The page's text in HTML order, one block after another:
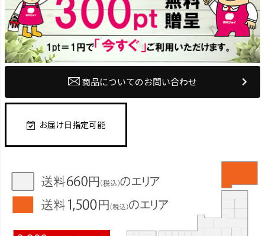
商品についてのお問い合わせ
お届け日指定可能